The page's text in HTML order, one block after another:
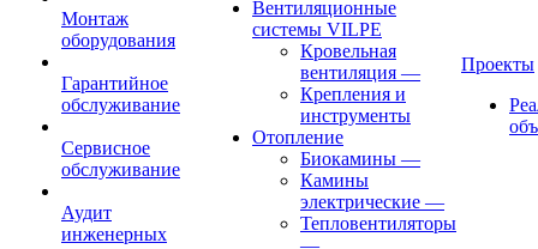
Монтаж
оборудования
Гарантийное
обслуживание
Сервисное
обслуживание
Аудит
инженерных
Вентиляционные
системы VILPE
Кровельная
вентиляция —
Крепления и
инструменты
Отопление
Биокамины —
Камины
электрические —
Тепловентиляторы
—
Проекты